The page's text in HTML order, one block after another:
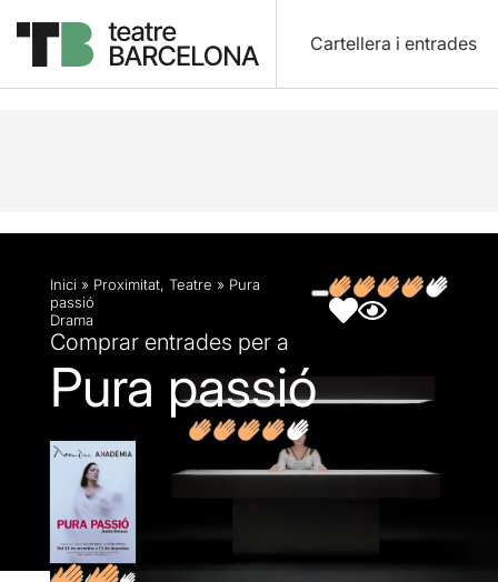
Cartellera i entrades
Descripció Fitxa artística Fotos i vídeos
Inici » Proximitat, Teatre » Pura
passió
Drama
Comprar entrades per a
Pura passió